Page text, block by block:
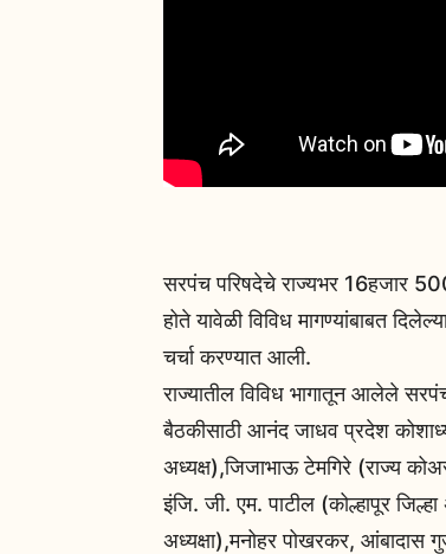
सरपंच परिषदेचे राज्यभर 16हजार
होते यावेळी विविध मागण्यांबाबत
चर्चा करण्यात आली.
राज्यातील विविध भागातून आलेले
बैठकीसाठी आनंद जाधव प्रदेश
अध्यक्ष),जिजाभाऊ टेमगिरे (राज्य
इंजि. जी. एम. पाटील (कोल्हापूर
अध्यक्षा),मनोहर पोखरकर, आंबादास